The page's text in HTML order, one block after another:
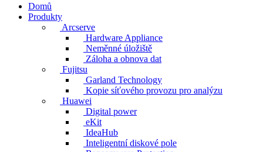
Domů
Produkty
Arcserve
Hardware Appliance
Neměnné úložiště
Záloha a obnova dat
Fujitsu
Garland Technology
Kopie síťového provozu pro analýzu
Huawei
Digital power
eKit
IdeaHub
Inteligentní diskové pole